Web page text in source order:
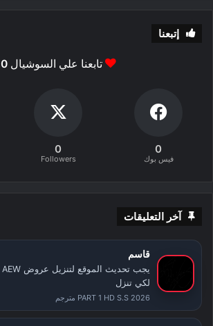
إتبعنا
تابعنا علي السوشيال0
0
فيس بوك
0
Followers
آخر التعليقات
قاسم
لكي تنزل
PART 1 HD S.S 2026 مترجم